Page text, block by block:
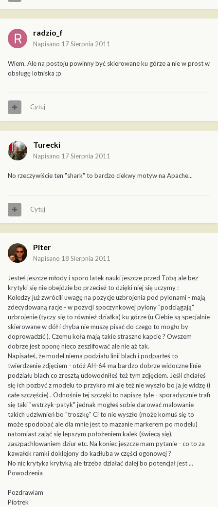
radzio_f
Napisano 17 Sierpnia 2011
Wiem. Ale na postoju powinny być skierowane ku górze a nie w prost w
obsługę lotniska ;p
Cytuj
Turecki
Napisano 17 Sierpnia 2011
No rzeczywiście ten "shark" to bardzo ciekwy motyw na Apache...
Cytuj
Piter
Napisano 18 Sierpnia 2011
Jesteś jeszcze młody i sporo latek nauki jeszcze przed Tobą ale bez
krytyki się nie obejdzie bo przecież to dzięki niej się uczymy :
Koledzy już zwrócili uwagę na pozycje uzbrojenia pod pylonami - mają
zdecydowaną racje - w pozycji spoczynkowej pylony "podciągają"
uzbrojenie (tyczy się to również działka) ku górze (u Ciebie są specjalnie
skierowane w dół i chyba nie muszę pisać do czego to mogło by
doprowadzić ). Czemu koła mają takie straszne kapcie ? Owszem
dobrze jest oponę nieco zeszlifować ale nie aż tak.
Napisałeś, że model niema podziału linii blach i podparłeś to
twierdzenie zdjęciem - otóż AH-64 ma bardzo dobrze widoczne linie
podziału blach co zresztą udowodniłeś też tym zdjęciem. Jeśli chciałeś
się ich pozbyć z modelu to przykro mi ale też nie wyszło bo ja je widzę (i
całe szczęście) . Odnośnie tej szczęki to napiszę tyle - sporadycznie trafi
się taki "wstrzyk-patyk" jednak mogłeś sobie darować malowanie
takich udziwnień bo "troszkę" Ci to nie wyszło (może komuś się to
może spodobać ale dla mnie jest to mazanie markerem po modelu)
natomiast zająć się lepszym położeniem kalek (świecą się),
zaszpachlowaniem dziur etc. Na koniec jeszcze mam pytanie - co to za
kawałek ramki doklejony do kadłuba w części ogonowej ?
No nic krytyka krytyką ale trzeba działać dalej bo potencjał jest ...
Powodzenia
Pozdrawiam
Piotrek